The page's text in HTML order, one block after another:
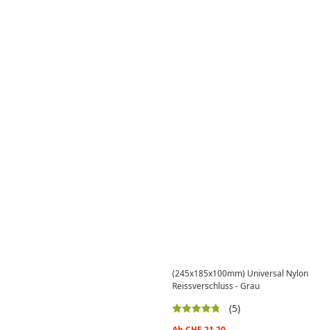
(245x185x100mm) Universal
Reissverschluss - Grau
(5)